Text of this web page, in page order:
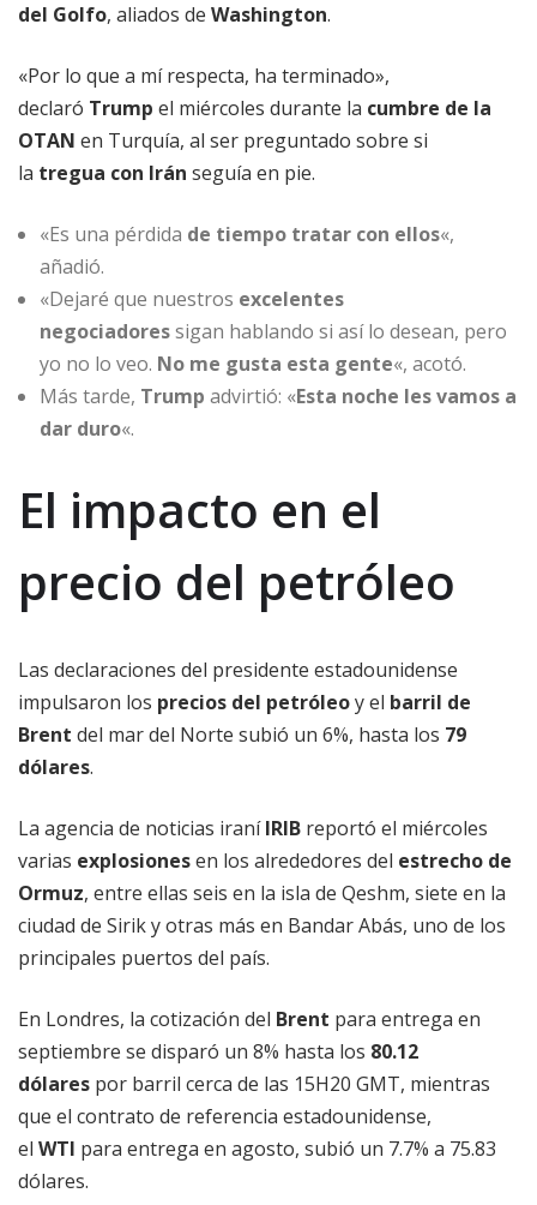
del Golfo, aliados de Washington.
«Por lo que a mí respecta, ha terminado»,
declaró Trump el miércoles durante la cumbre de la
OTAN en Turquía, al ser preguntado sobre si
la tregua con Irán seguía en pie.
«Es una pérdida de tiempo tratar con ellos«,
añadió.
«Dejaré que nuestros excelentes
negociadoressigan hablando si así lo desean, pero
yo no lo veo. No me gusta esta gente«, acotó.
Más tarde, Trump advirtió: «Esta noche les vamos a
dar duro«.
El impacto en el
precio del petróleo
Las declaraciones del presidente estadounidense
impulsaron los precios del petróleoy el barril de
Brent del mar del Norte subió un 6%, hasta los 79
dólares.
La agencia de noticias iraníIRIB reportó el miércoles
varias explosionesen los alrededores del estrecho de
Ormuz, entre ellas seis en la isla de Qeshm, siete en la
ciudad de Sirik y otras más en Bandar Abás, uno de los
principales puertos del país.
En Londres, la cotización del Brent para entrega en
septiembre se disparó un 8% hasta los 80.12
dólares por barril cerca de las 15H20 GMT, mientras
que el contrato de referencia estadounidense,
el WTI para entrega en agosto, subió un 7.7% a 75.83
dólares.